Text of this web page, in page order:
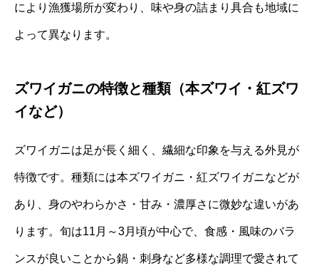
により漁獲場所が変わり、味や身の詰まり具合も地域に
よって異なります。
ズワイガニの特徴と種類（本ズワイ・紅ズワ
イなど）
ズワイガニは足が長く細く、繊細な印象を与える外見が
特徴です。種類には本ズワイガニ・紅ズワイガニなどが
あり、身のやわらかさ・甘み・濃厚さに微妙な違いがあ
ります。旬は11月～3月頃が中心で、食感・風味のバラ
ンスが良いことから鍋・刺身など多様な調理で愛されて